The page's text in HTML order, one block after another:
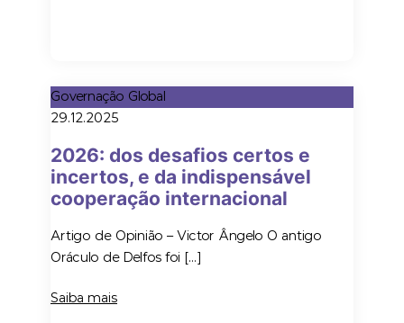
Governação Global
29.12.2025
2026: dos desafios certos e
incertos, e da indispensável
cooperação internacional
Artigo de Opinião – Victor Ângelo O antigo
Oráculo de Delfos foi […]
Saiba mais